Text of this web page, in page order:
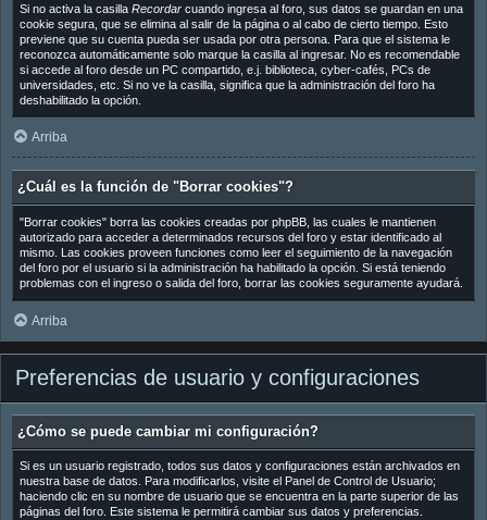
Si no activa la casilla Recordarcuando ingresa al foro, sus datos se guardan en una
cookie segura, que se elimina al salir de la página o al cabo de cierto tiempo. Esto
previene que su cuenta pueda ser usada por otra persona. Para que el sistema le
reconozca automáticamente solo marque la casilla al ingresar. No es recomendable
si accede al foro desde un PC compartido, e.j. biblioteca, cyber-cafés, PCs de
universidades, etc. Si no ve la casilla, significa que la administración del foro ha
deshabilitado la opción.
Arriba
¿Cuál es la función de "Borrar cookies"?
"Borrar cookies" borra las cookies creadas por phpBB, las cuales le mantienen
autorizado para acceder a determinados recursos del foro y estar identificado al
mismo. Las cookies proveen funciones como leer el seguimiento de la navegación
del foro por el usuario si la administración ha habilitado la opción. Si está teniendo
problemas con el ingreso o salida del foro, borrar las cookies seguramente ayudará.
Arriba
Preferencias de usuario y configuraciones
¿Cómo se puede cambiar mi configuración?
Si es un usuario registrado, todos sus datos y configuraciones están archivados en
nuestra base de datos. Para modificarlos, visite el Panel de Control de Usuario;
haciendo clic en su nombre de usuario que se encuentra en la parte superior de las
páginas del foro. Este sistema le permitirá cambiar sus datos y preferencias.